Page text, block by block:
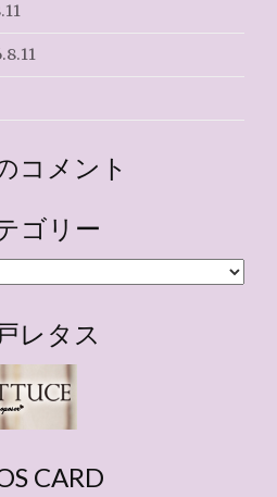
コメント
ゴリー
レタス
CARD